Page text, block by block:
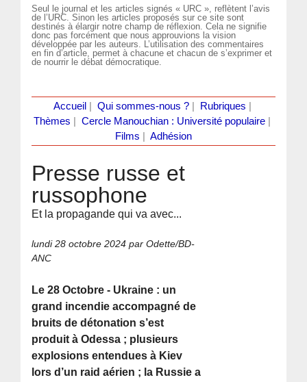
Seul le journal et les articles signés « URC », reflètent l’avis
de l’URC. Sinon les articles proposés sur ce site sont
destinés à élargir notre champ de réflexion. Cela ne signifie
donc pas forcément que nous approuvions la vision
développée par les auteurs. L’utilisation des commentaires
en fin d’article, permet à chacune et chacun de s’exprimer et
de nourrir le débat démocratique.
Accueil Qui sommes-nous ?| Rubriques
Thèmes
Cercle Manouchian : Université populaire
Films
Adhésion
Presse russe et
russophone
Et la propagande qui va avec...
lundi 28 octobre 2024 par Odette/BD-
ANC
Le 28 Octobre - Ukraine : un
grand incendie accompagné de
bruits de détonation s’est
produit à Odessa ; plusieurs
explosions entendues à Kiev
lors d’un raid aérien ; la Russie a